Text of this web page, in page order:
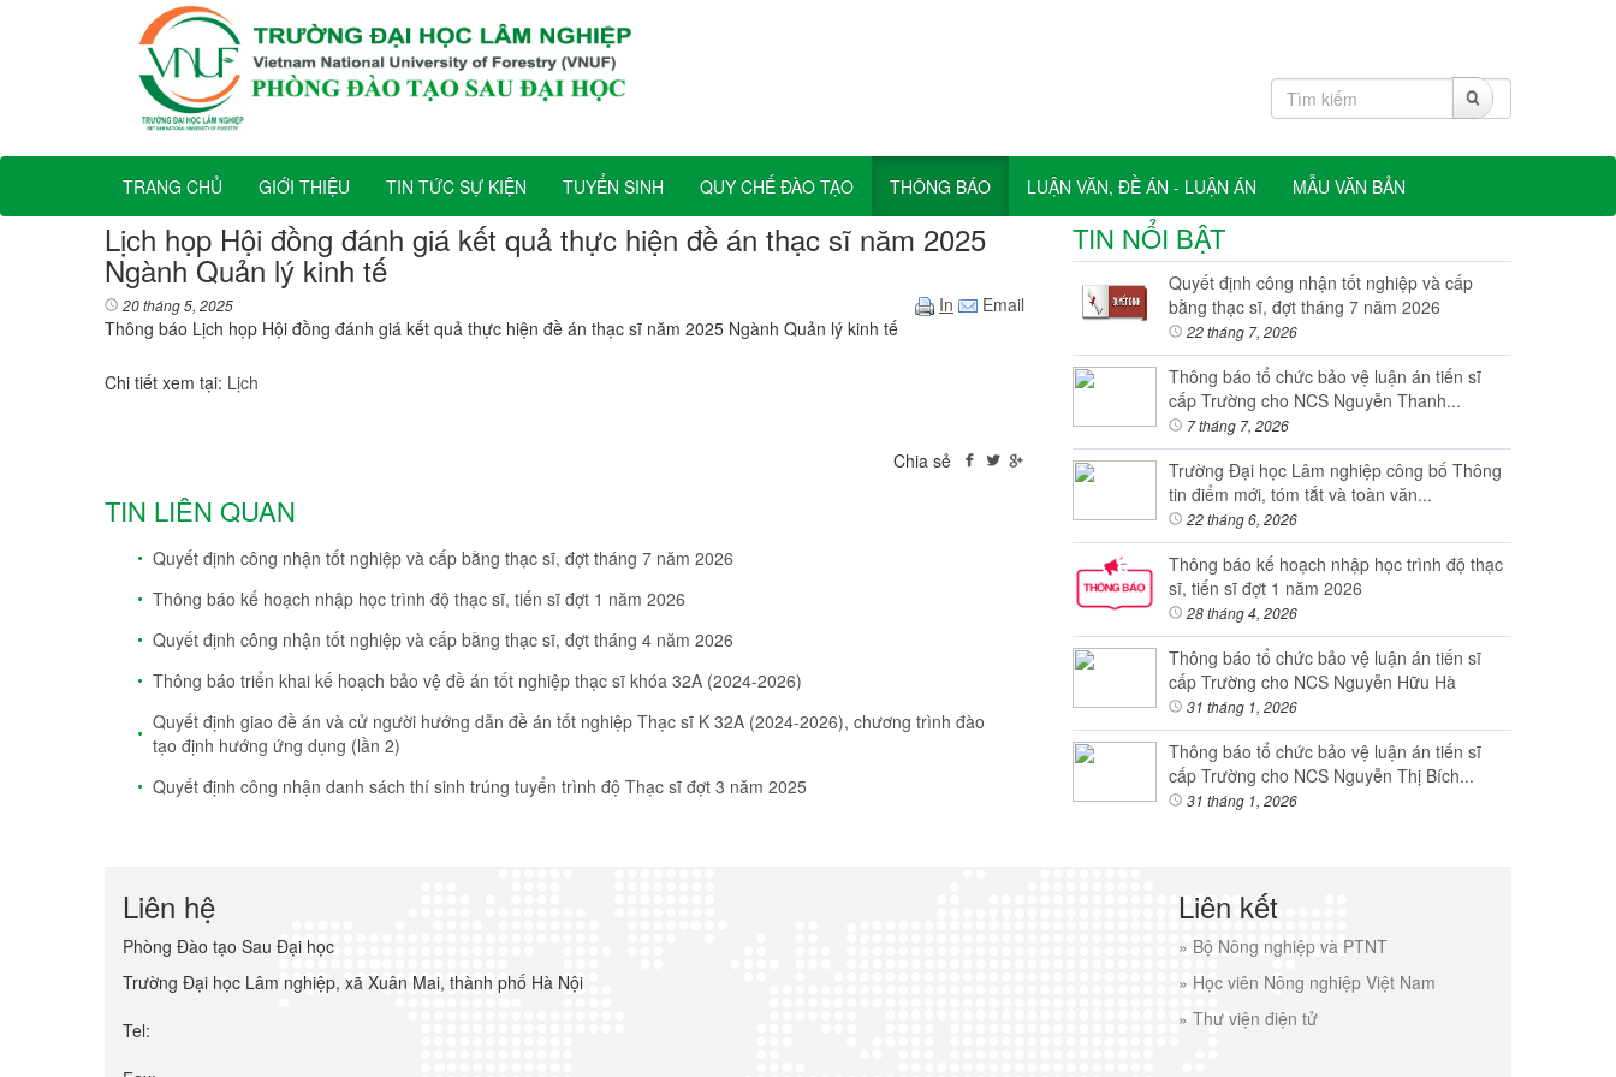
TRANG CHỦ GIỚI THIỆU TIN TỨC SỰ KIỆN TUYỂN SINH QUY CHẾ ĐÀO TẠO THÔNG BÁO LUẬN VĂN, ĐỀ ÁN - LUẬN ÁN MẪU VĂN BẢN
Lịch họp Hội đồng đánh giá kết quả thực hiện đề án thạc sĩ năm 2025
Ngành Quản lý kinh tế
20 tháng 5, 2025 In
Email
Thông báo Lịch họp Hội đồng đánh giá kết quả thực hiện đề án thạc sĩ năm 2025 Ngành Quản lý kinh tế
Chi tiết xem tại: Lịch
Chia sẻ
TIN LIÊN QUAN
Quyết định công nhận tốt nghiệp và cấp bằng thạc sĩ, đợt tháng 7 năm 2026
Thông báo kế hoạch nhập học trình độ thạc sĩ, tiến sĩ đợt 1 năm 2026
Quyết định công nhận tốt nghiệp và cấp bằng thạc sĩ, đợt tháng 4 năm 2026
Thông báo triển khai kế hoạch bảo vệ đề án tốt nghiệp thạc sĩ khóa 32A (2024-2026)
Quyết định giao đề án và cử người hướng dẫn đề án tốt nghiệp Thạc sĩ K 32A (2024-2026), chương trình đào
tạo định hướng ứng dụng (lần 2)
Quyết định công nhận danh sách thí sinh trúng tuyển trình độ Thạc sĩ đợt 3 năm 2025
TIN NỔI BẬT
Quyết định công nhận tốt nghiệp và cấp
bằng thạc sĩ, đợt tháng 7 năm 2026
22 tháng 7, 2026
Thông báo tổ chức bảo vệ luận án tiến sĩ
cấp Trường cho NCS Nguyễn Thanh...
7 tháng 7, 2026
Trường Đại học Lâm nghiệp công bố Thông
tin điểm mới, tóm tắt và toàn văn...
22 tháng 6, 2026
Thông báo kế hoạch nhập học trình độ thạc
sĩ, tiến sĩ đợt 1 năm 2026
28 tháng 4, 2026
Thông báo tổ chức bảo vệ luận án tiến sĩ
cấp Trường cho NCS Nguyễn Hữu Hà
31 tháng 1, 2026
Thông báo tổ chức bảo vệ luận án tiến sĩ
cấp Trường cho NCS Nguyễn Thị Bích...
31 tháng 1, 2026
Liên hệ
Phòng Đào tạo Sau Đại học
Trường Đại học Lâm nghiệp, xã Xuân Mai, thành phố Hà Nội
Tel:
Liên kết
» Bộ Nông nghiệp và PTNT
» Học viên Nông nghiệp Việt Nam
» Thư viện điện tử